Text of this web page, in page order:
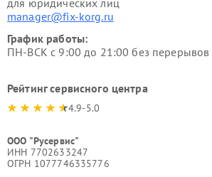
для юридических лиц
manager@fix-korg.ru
График работы:
ПН-ВСК с 9:00 до 21:00 без
Рейтинг сервисного центра
4.9-5.0
ООО "Русервис"
ИНН 7702633247
ОГРН 1077746335776